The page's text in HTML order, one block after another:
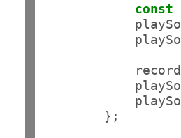
const
        };